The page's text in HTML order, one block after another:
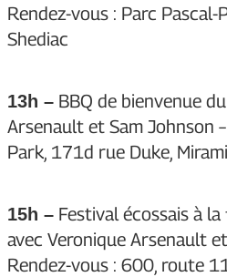
Rendez-vous : Parc
Shediac
13h – BBQ de bienvenue
Arsenault et Sam Johnson
Park, 171d rue Duke,
15h – Festival écossais à
avec Veronique Arsenault
Rendez-vous : 600, route